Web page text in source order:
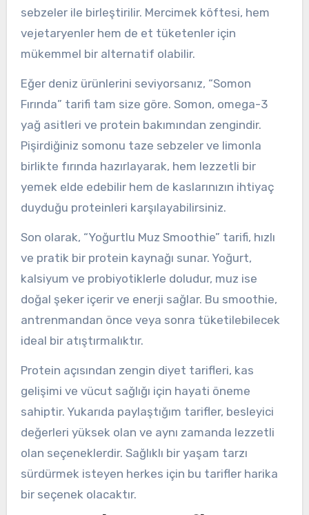
sebzeler ile birleştirilir. Mercimek köftesi, hem
vejetaryenler hem de et tüketenler için
mükemmel bir alternatif olabilir.
Eğer deniz ürünlerini seviyorsanız, “Somon
Fırında” tarifi tam size göre. Somon, omega-3
yağ asitleri ve protein bakımından zengindir.
Pişirdiğiniz somonu taze sebzeler ve limonla
birlikte fırında hazırlayarak, hem lezzetli bir
yemek elde edebilir hem de kaslarınızın ihtiyaç
duyduğu proteinleri karşılayabilirsiniz.
Son olarak, “Yoğurtlu Muz Smoothie” tarifi, hızlı
ve pratik bir protein kaynağı sunar. Yoğurt,
kalsiyum ve probiyotiklerle doludur, muz ise
doğal şeker içerir ve enerji sağlar. Bu smoothie,
antrenmandan önce veya sonra tüketilebilecek
ideal bir atıştırmalıktır.
Protein açısından zengin diyet tarifleri, kas
gelişimi ve vücut sağlığı için hayati öneme
sahiptir. Yukarıda paylaştığım tarifler, besleyici
değerleri yüksek olan ve aynı zamanda lezzetli
olan seçeneklerdir. Sağlıklı bir yaşam tarzı
sürdürmek isteyen herkes için bu tarifler harika
bir seçenek olacaktır.